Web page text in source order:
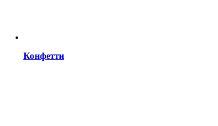
Конфетти